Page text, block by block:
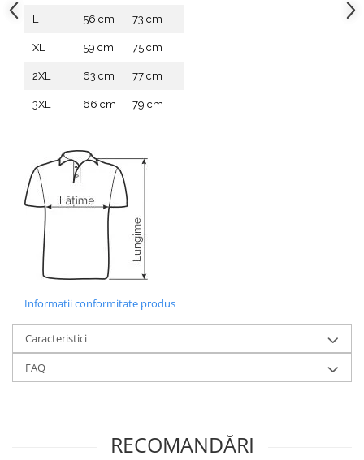
L 56 cm 73 cm
XL 59 cm 75 cm
2XL 63 cm 77 cm
3XL 66 cm 79 cm
Informatii conformitate produs
Caracteristici
FAQ
RECOMANDĂRI